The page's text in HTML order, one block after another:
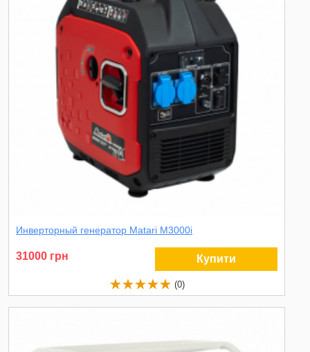
Инверторный генератор Matari M3000i
31000 грн Купити
(0)